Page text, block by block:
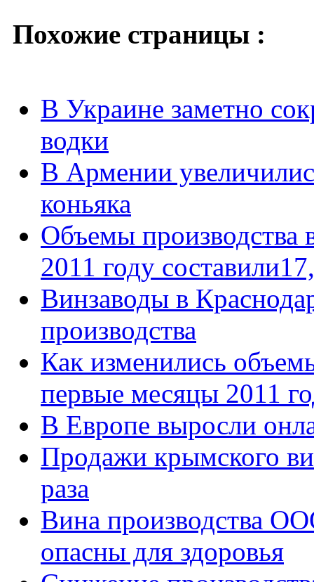
Похожие страницы :
В Украине заметно
водки
В Армении
коньяка
Объемы производства
2011 году
Винзаводы в
производства
Как изменились
первые месяцы 2011
В Европе выросли
Продажи крымского
раза
Вина производства
опасны для здоровья